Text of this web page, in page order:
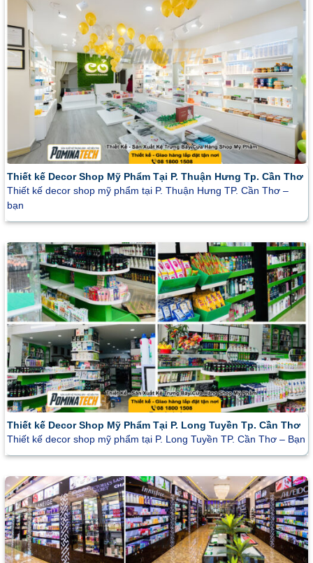
Thiết kế Decor Shop Mỹ Phẩm Tại P. Thuận Hưng Tp. Cần Thơ
Thiết kế decor shop mỹ phẩm tại P. Thuận Hưng TP. Cần Thơ –
bạn
Thiết kế Decor Shop Mỹ Phẩm Tại P. Long Tuyền Tp. Cần Thơ
Thiết kế decor shop mỹ phẩm tại P. Long Tuyền TP. Cần Thơ – Bạn